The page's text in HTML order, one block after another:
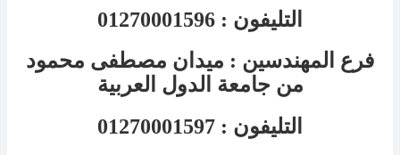
التليفون : 01270001596
فرع المهندسين : ميدان مصطفى محمود
من جامعة الدول العربية
التليفون : 01270001597